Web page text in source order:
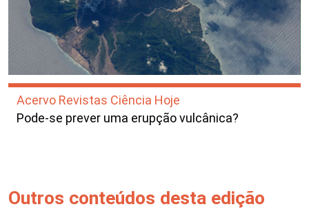
Acervo Revistas Ciência Hoje
Pode-se prever uma erupção vulcânica?
Outros conteúdos desta edição